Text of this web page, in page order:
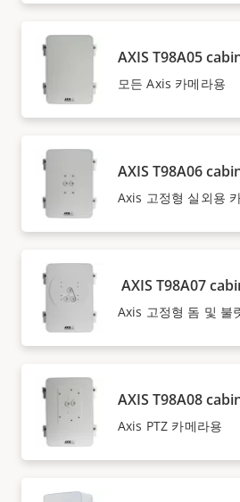
AXIS T98A05
모든 Axis 카메라용
AXIS T98A06
Axis 고정형 실외용
AXIS T98A07
Axis 고정형 돔 및 불
AXIS T98A08
Axis PTZ 카메라용